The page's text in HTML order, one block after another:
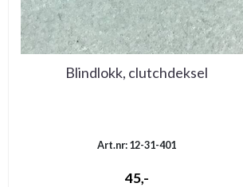
Blindlokk, clutchdeksel
Art.nr: 12-31-401
45,-